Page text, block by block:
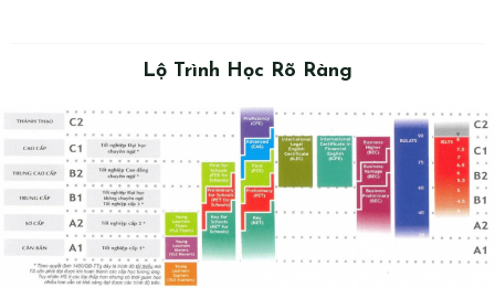
Lộ Trình Học Rõ Ràng